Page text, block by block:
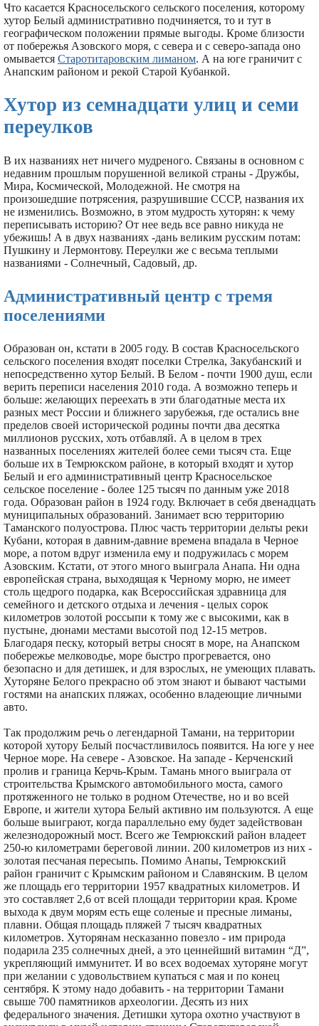
Что касается Красносельского сельского поселения, которому
хутор Белый административно подчиняется, то и тут в
географическом положении прямые выгоды. Кроме близости
от побережья Азовского моря, с севера и с северо-запада оно
омывается Старотитаровским лиманом. А на юге граничит с
Анапским районом и рекой Старой Кубанкой.
Хутор из семнадцати улиц и семи
переулков
В их названиях нет ничего мудреного. Связаны в основном с
недавним прошлым порушенной великой страны - Дружбы,
Мира, Космической, Молодежной. Не смотря на
произошедшие потрясения, разрушившие СССР, названия их
не изменились. Возможно, в этом мудрость хуторян: к чему
переписывать историю? От нее ведь все равно никуда не
убежишь! А в двух названиях -дань великим русским потам:
Пушкину и Лермонтову. Переулки же с весьма теплыми
названиями - Солнечный, Садовый, др.
Административный центр с тремя
поселениями
Образован он, кстати в 2005 году. В состав Красносельского
сельского поселения входят поселки Стрелка, Закубанский и
непосредственно хутор Белый. В Белом - почти 1900 душ, если
верить переписи населения 2010 года. А возможно теперь и
больше: желающих переехать в эти благодатные места их
разных мест России и ближнего зарубежья, где остались вне
пределов своей исторической родины почти два десятка
миллионов русских, хоть отбавляй. А в целом в трех
названных поселениях жителей более семи тысяч ста. Еще
больше их в Темрюкском районе, в который входят и хутор
Белый и его административный центр Красносельское
сельское поселение - более 125 тысяч по данным уже 2018
года. Образован район в 1924 году. Включает в себя двенадцать
муниципальных образований. Занимает всю территорию
Таманского полуострова. Плюс часть территории дельты реки
Кубани, которая в давним-давние времена впадала в Черное
море, а потом вдруг изменила ему и подружилась с морем
Азовским. Кстати, от этого много выиграла Анапа. Ни одна
европейская страна, выходящая к Черному морю, не имеет
столь щедрого подарка, как Всероссийская здравница для
семейного и детского отдыха и лечения - целых сорок
километров золотой россыпи к тому же с высокими, как в
пустыне, дюнами местами высотой под 12-15 метров.
Благодаря песку, который ветры сносят в море, на Анапском
побережье мелководье, море быстро прогревается, оно
безопасно и для детишек, и для взрослых, не умеющих плавать.
Хуторяне Белого прекрасно об этом знают и бывают частыми
гостями на анапских пляжах, особенно владеющие личными
авто.
Так продолжим речь о легендарной Тамани, на территории
которой хутору Белый посчастливилось появится. На юге у нее
Черное море. На севере - Азовское. На западе - Керченский
пролив и граница Керчь-Крым. Тамань много выиграла от
строительства Крымского автомобильного моста, самого
протяженного не только в родном Отечестве, но и во всей
Европе, и жители хутора Белый активно им пользуются. А еще
больше выиграют, когда параллельно ему будет задействован
железнодорожный мост. Всего же Темрюкский район владеет
250-ю километрами береговой линии. 200 километров из них -
золотая песчаная пересыпь. Помимо Анапы, Темрюкский
район граничит с Крымским районом и Славянским. В целом
же площадь его территории 1957 квадратных километров. И
это составляет 2,6 от всей площади территории края. Кроме
выхода к двум морям есть еще соленые и пресные лиманы,
плавни. Общая площадь пляжей 7 тысяч квадратных
километров. Хуторянам несказанно повезло - им природа
подарила 235 солнечных дней, а это ценнейший витамин “Д”,
укрепляющий иммунитет. И во всех водоемах хуторяне могут
при желании с удовольствием купаться с мая и по конец
сентября. К этому надо добавить - на территории Тамани
свыше 700 памятников археологии. Десять из них
федерального значения. Детишки хутора охотно участвуют в